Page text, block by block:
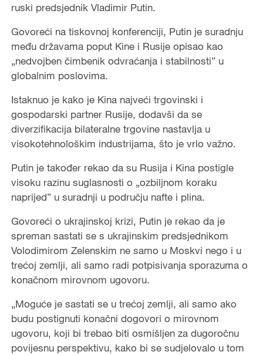
ruski predsjednik Vladimir Putin.
Govoreći na tiskovnoj konferenciji, Putin je suradnju
među državama poput Kine i Rusije opisao kao
„nedvojben čimbenik odvraćanja i stabilnosti” u
globalnim poslovima.
Istaknuo je kako je Kina najveći trgovinski i
gospodarski partner Rusije, dodavši da se
diverzifikacija bilateralne trgovine nastavlja u
visokotehnološkim industrijama, što je vrlo važno.
Putin je također rekao da su Rusija i Kina postigle
visoku razinu suglasnosti o „ozbiljnom koraku
naprijed” u suradnji u području nafte i plina.
Govoreći o ukrajinskoj krizi, Putin je rekao da je
spreman sastati se s ukrajinskim predsjednikom
Volodimirom Zelenskim ne samo u Moskvi nego i u
trećoj zemlji, ali samo radi potpisivanja sporazuma o
konačnom mirovnom ugovoru.
„Moguće je sastati se u trećoj zemlji, ali samo ako
budu postignuti konačni dogovori o mirovnom
ugovoru, koji bi trebao biti osmišljen za dugoročnu
povijesnu perspektivu, kako bi se sudjelovalo u tom